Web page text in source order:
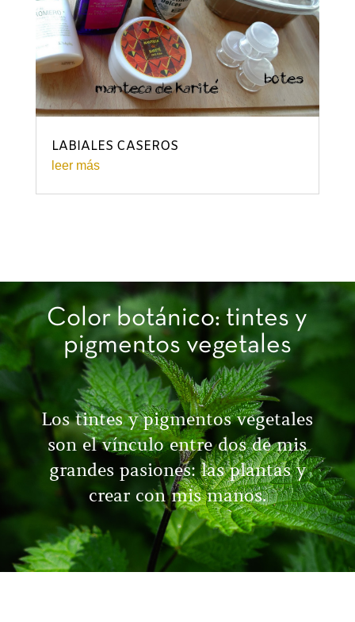
LABIALES CASEROS
leer más
Color botánico: tintes y
pigmentos vegetales
Los tintes y pigmentos vegetales
son el vínculo entre dos de mis
grandes pasiones: las plantas y
crear con mis manos.